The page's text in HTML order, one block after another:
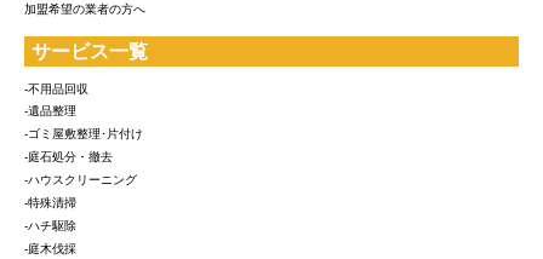
加盟希望の業者の方へ
サービス一覧
-不用品回収
-遺品整理
-ゴミ屋敷整理･片付け
-庭石処分・撤去
-ハウスクリーニング
-特殊清掃
-ハチ駆除
-庭木伐採